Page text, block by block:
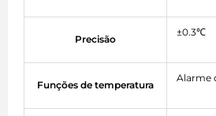
Precisão
±0.3℃
Funções de temperatura
Alarme